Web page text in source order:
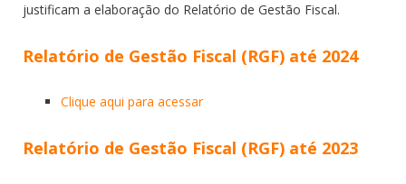
justificam a elaboração do Relatório de Gestão Fiscal.
Relatório de Gestão Fiscal (RGF) até 2024
Clique aqui para acessar
Relatório de Gestão Fiscal (RGF) até 2023